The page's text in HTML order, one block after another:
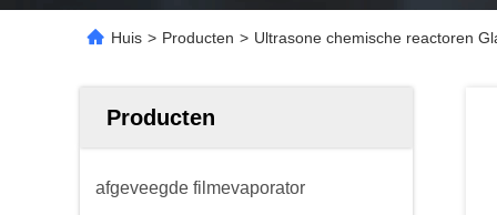
Huis > Producten > Ultrasone chemische reactoren
Producten
afgeveegde filmevaporator